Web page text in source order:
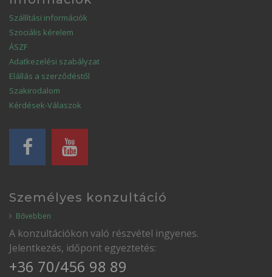
Szállítási információk
Szociális kérelem
ÁSZF
Adatkezelési szabályzat
Elállás a szerződéstől
Szakirodalom
Kérdések-Válaszok
Személyes konzultáció
Bővebben
A konzultációkon való részvétel ingyenes.
Jelentkezés, időpont egyeztetés:
+36 70/456 98 89